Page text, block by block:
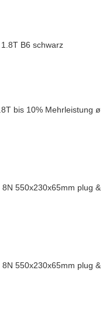
B6 schwarz
bis 10% Mehrleistung ø
550x230x65mm plug &
550x230x65mm plug &